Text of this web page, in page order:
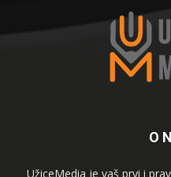
O
UžiceMedia je vaš prvi i